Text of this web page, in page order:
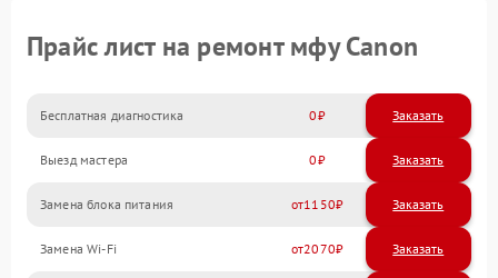
Прайс лист на ремонт мфу Canon
Бесплатная диагностика 0 Заказать
Выезд мастера 0 Заказать
Замена блока питания 1150
Замена Wi-Fi 2070